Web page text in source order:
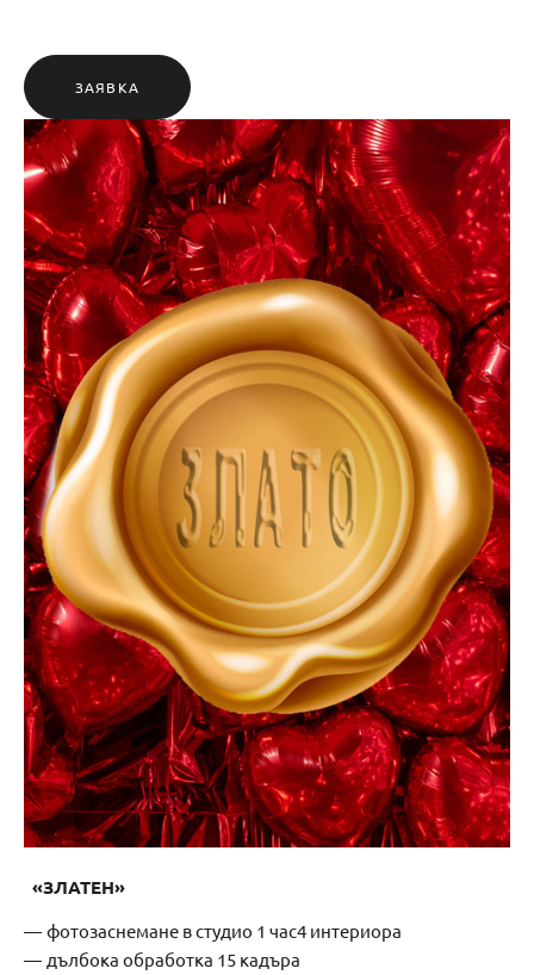
ЗАЯВКА
«ЗЛАТЕН»
фотозаснемане в студио 1 час4 интериора
дълбока обработка 15 кадъра